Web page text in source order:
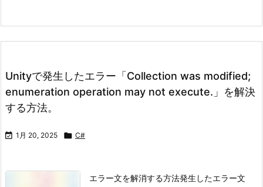
Unityで発生したエラー「Collection was modified;
enumeration operation may not execute.」を解決
する方法。
 1月 20, 2025  C#
エラー文を解消する方法発生したエラー文